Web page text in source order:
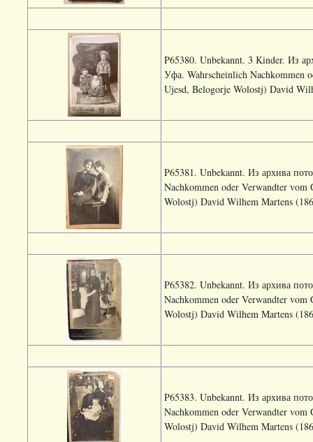
P65380. Unbekannt. 3 Kinder. Из
Уфа. Wahrscheinlich Nachkommen
Ujesd, Belogorje Wolostj) David
P65381. Unbekannt. Из архива
Nachkommen oder Verwandter
Wolostj) David Wilhem Martens
P65382. Unbekannt. Из архива
Nachkommen oder Verwandter
Wolostj) David Wilhem Martens
P65383. Unbekannt. Из архива
Nachkommen oder Verwandter
Wolostj) David Wilhem Martens